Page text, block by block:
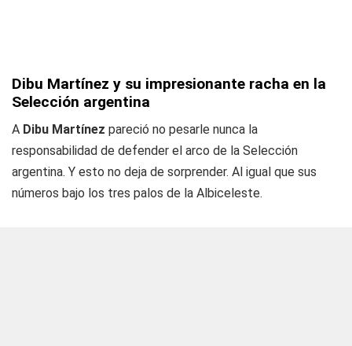
Dibu Martínez y su impresionante racha en la
Selección argentina
A Dibu Martínez pareció no pesarle nunca la
responsabilidad de defender el arco de la Selección
argentina. Y esto no deja de sorprender. Al igual que sus
números bajo los tres palos de la Albiceleste.